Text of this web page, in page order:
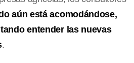
aún está acomodándose,
entender las nuevas
.